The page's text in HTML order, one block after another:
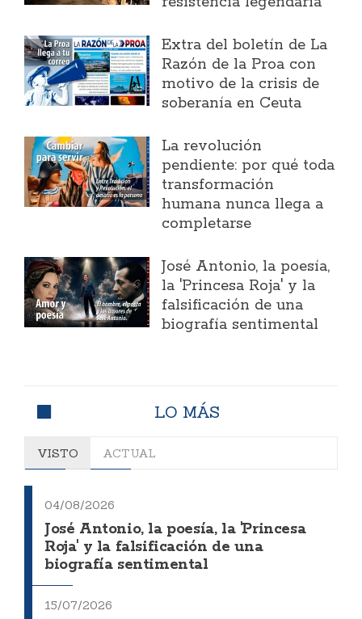
Extra del boletín de La
Razón de la Proa con
motivo de la crisis de
soberanía en Ceuta
La revolución
pendiente: por qué toda
transformación
humana nunca llega a
completarse
José Antonio, la poesía,
la 'Princesa Roja' y la
falsificación de una
biografía sentimental
LO MÁS
VISTO ACTUAL
04/08/2026
José Antonio, la poesía, la 'Princesa
Roja' y la falsificación de una
biografía sentimental
15/07/2026